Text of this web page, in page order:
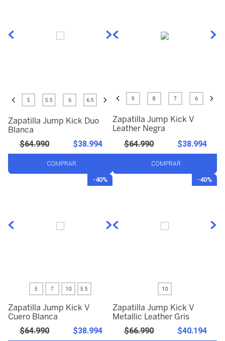
5 5.5 6 6.5
Zapatilla Jump Kick Duo
Blanca
$64.990 $38.994
COMPRAR
9 8 7 6
Zapatilla Jump Kick V
Leather Negra
$64.990 $38.994
COMPRAR
-40%
5 7 10 5.5
Zapatilla Jump Kick V
Cuero Blanca
$64.990 $38.994
-40%
10
Zapatilla Jump Kick V
Metallic Leather Gris
$66.990 $40.194